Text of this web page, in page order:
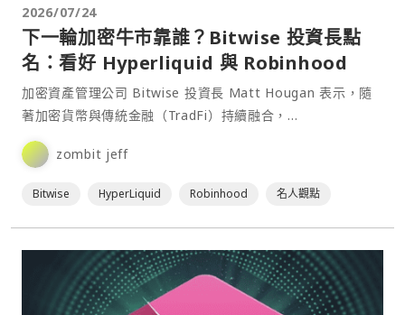
2026/07/24
下一輪加密牛市靠誰？Bitwise 投資長點
名：看好 Hyperliquid 與 Robinhood
加密資產管理公司 Bitwise 投資長 Matt Hougan 表示，隨
著加密貨幣與傳統金融（TradFi）持續融合，
Hyperliquid（HYPE）與 Rob⋯
zombit jeff
Bitwise HyperLiquid Robinhood 名人觀點